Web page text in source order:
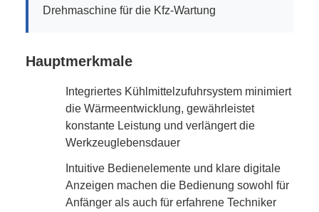
Drehmaschine für die Kfz-Wartung
Hauptmerkmale
Integriertes Kühlmittelzufuhrsystem minimiert
die Wärmeentwicklung, gewährleistet
konstante Leistung und verlängert die
Werkzeuglebensdauer
Intuitive Bedienelemente und klare digitale
Anzeigen machen die Bedienung sowohl für
Anfänger als auch für erfahrene Techniker